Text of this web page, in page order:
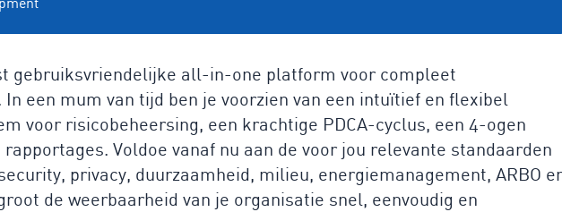
gebruiksvriendelijke all-in-one platform voor compleet
een mum van tijd ben je voorzien van een intuïtief en flexibel
voor risicobeheersing, een krachtige PDCA-cyclus, een 4-ogen
Voldoe vanaf nu aan de voor jou relevante standaarden
privacy, duurzaamheid, milieu, energiemanagement, ARBO
de weerbaarheid van je organisatie snel, eenvoudig en